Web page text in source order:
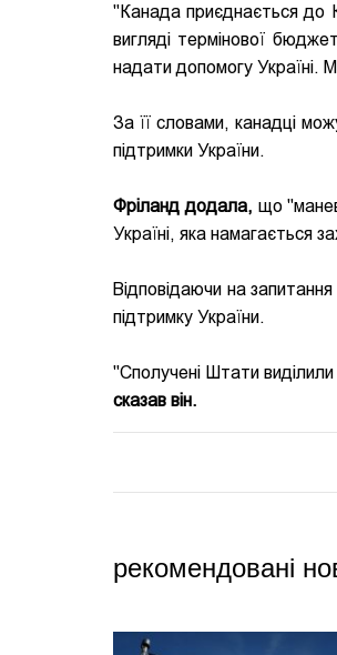
"Канада приєднається до
вигляді термінової
надати допомогу Україні.
За її словами, канадці
підтримки України.
Фріланд додала, що
Україні, яка намагається
Відповідаючи на
підтримку України.
"Сполучені Штати виділили
сказав він.
рекомендовані